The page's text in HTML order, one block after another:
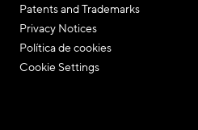
Patents and Trademarks
Privacy Notices
Política de cookies
Cookie Settings